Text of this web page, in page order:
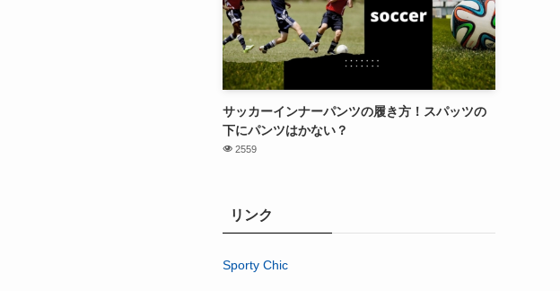
サッカーインナーパンツの履き方！スパッツの
下にパンツはかない？
2559
リンク
Sporty Chic